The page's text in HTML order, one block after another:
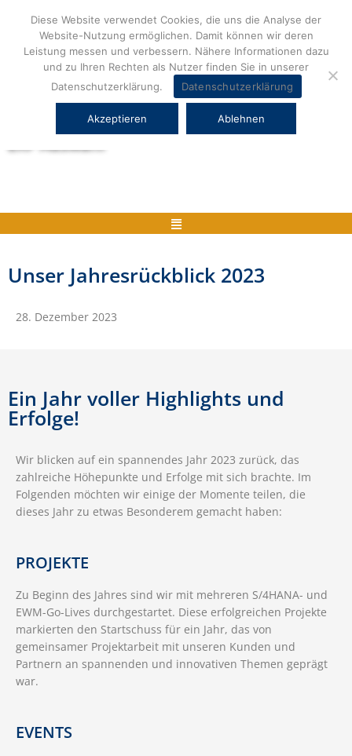
springen
Herstellerneutrale ERP Beratung und
Menü
Unser Jahresrückblick 2023
28. Dezember 2023
Ein Jahr voller Highlights und
Erfolge!
Wir blicken auf ein spannendes Jahr 2023 zurück, das
zahlreiche Höhepunkte und Erfolge mit sich brachte. Im
Folgenden möchten wir einige der Momente teilen, die
dieses Jahr zu etwas Besonderem gemacht haben:
PROJEKTE
Zu Beginn des Jahres sind wir mit mehreren S/4HANA- und
EWM-Go-Lives durchgestartet. Diese erfolgreichen Projekte
markierten den Startschuss für ein Jahr, das von
gemeinsamer Projektarbeit mit unseren Kunden und
Partnern an spannenden und innovativen Themen geprägt
war.
EVENTS
Diese Website verwendet Cookies, die uns die Analyse der
Website-Nutzung ermöglichen. Damit können wir deren
Leistung messen und verbessern. Nähere Informationen dazu
und zu Ihren Rechten als Nutzer finden Sie in unserer
Datenschutzerklärung.
Datenschutzerklärung
Akzeptieren Ablehnen